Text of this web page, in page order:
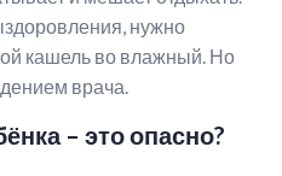
нужно
кашель во влажный. Но
врача.
– это опасно?